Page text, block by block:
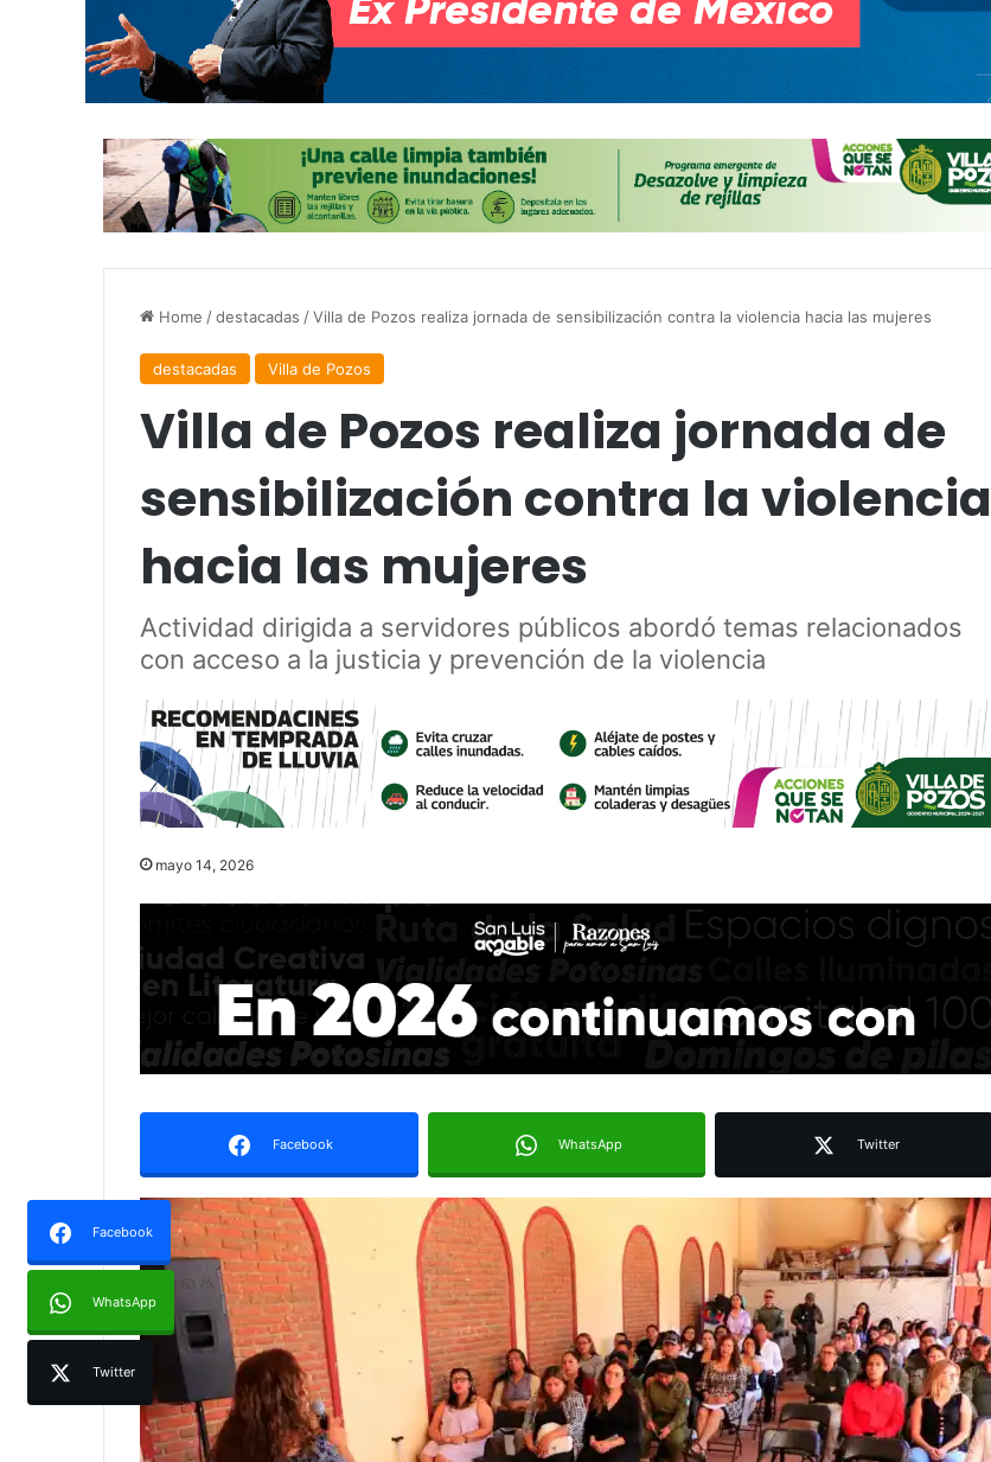
Home /destacadas /Villa de Pozos realiza jornada de sensibilización contra la violencia hacia las mujeres
destacadas Villa de Pozos
Villa de Pozos realiza jornada de
sensibilización contra la violencia
hacia las mujeres
Actividad dirigida a servidores públicos abordó temas relacionados
con acceso a la justicia y prevención de la violencia
mayo 14, 2026
Facebook WhatsApp Twitter
Facebook
WhatsApp
Twitter